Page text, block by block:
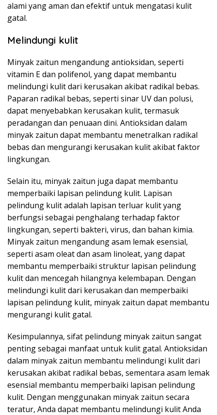
alami yang aman dan efektif untuk mengatasi kulit
gatal.
Melindungi kulit
Minyak zaitun mengandung antioksidan, seperti
vitamin E dan polifenol, yang dapat membantu
melindungi kulit dari kerusakan akibat radikal bebas.
Paparan radikal bebas, seperti sinar UV dan polusi,
dapat menyebabkan kerusakan kulit, termasuk
peradangan dan penuaan dini. Antioksidan dalam
minyak zaitun dapat membantu menetralkan radikal
bebas dan mengurangi kerusakan kulit akibat faktor
lingkungan.
Selain itu, minyak zaitun juga dapat membantu
memperbaiki lapisan pelindung kulit. Lapisan
pelindung kulit adalah lapisan terluar kulit yang
berfungsi sebagai penghalang terhadap faktor
lingkungan, seperti bakteri, virus, dan bahan kimia.
Minyak zaitun mengandung asam lemak esensial,
seperti asam oleat dan asam linoleat, yang dapat
membantu memperbaiki struktur lapisan pelindung
kulit dan mencegah hilangnya kelembapan. Dengan
melindungi kulit dari kerusakan dan memperbaiki
lapisan pelindung kulit, minyak zaitun dapat membantu
mengurangi kulit gatal.
Kesimpulannya, sifat pelindung minyak zaitun sangat
penting sebagai manfaat untuk kulit gatal. Antioksidan
dalam minyak zaitun membantu melindungi kulit dari
kerusakan akibat radikal bebas, sementara asam lemak
esensial membantu memperbaiki lapisan pelindung
kulit. Dengan menggunakan minyak zaitun secara
teratur, Anda dapat membantu melindungi kulit Anda